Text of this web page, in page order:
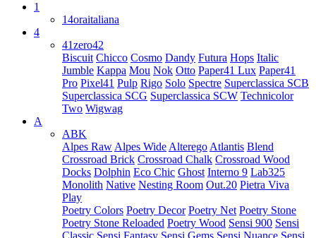
1
14oraitaliana
4
41zero42
Biscuit Chicco Cosmo Dandy Futura Hops Italic
Jumble Kappa Mou Nok Otto Paper41 Lux Paper41
Pro Pixel41 Pulp Rigo Solo Spectre Superclassica SCB
Superclassica SCG Superclassica SCW Technicolor
Two Wigwag
A
ABK
Alpes Raw Alpes Wide Alterego Atlantis Blend
Crossroad Brick Crossroad Chalk Crossroad Wood
Docks Dolphin Eco Chic Ghost Interno 9 Lab325
Monolith Native Nesting Room Out.20 Pietra Viva
Play
Poetry Colors Poetry Decor Poetry Net Poetry Stone
Poetry Stone Reloaded Poetry Wood Sensi 900 Sensi